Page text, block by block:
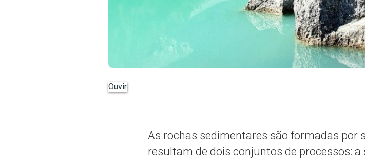
Ouvir
As rochas sedimentares são formadas por
resultam de dois conjuntos de processos: